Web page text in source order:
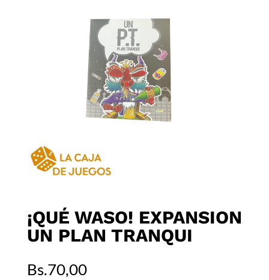
¡QUÉ WASO! EXPANSION
UN PLAN TRANQUI
Bs.70,00